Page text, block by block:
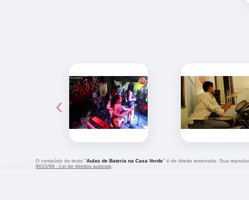
‹
O conteúdo do texto "Aulas de Bateria na Casa Verde" é de direito reservado. Sua
9610/98 - Lei de direitos autorais